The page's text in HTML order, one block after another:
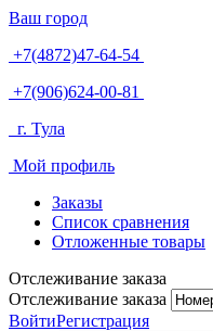
Ваш город
+7(4872)47-64-54
+7(906)624-00-81
г. Тула
Мой профиль
Заказы
Список сравнения
Отложенные товары
Отслеживание заказа
Отслеживание заказа
ВойтиРегистрация